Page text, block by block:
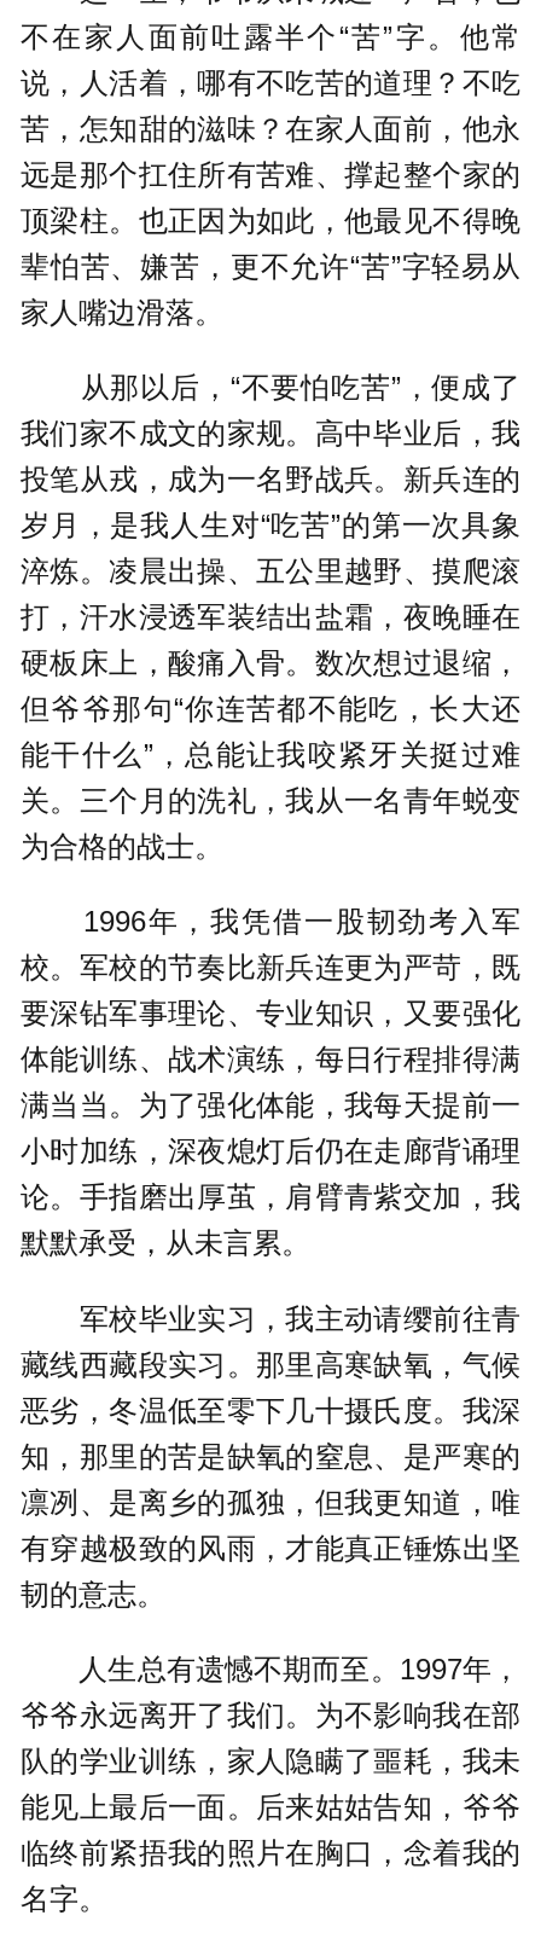
不在家人面前吐露半个“苦”字。他常
说，人活着，哪有不吃苦的道理？不吃
苦，怎知甜的滋味？在家人面前，他永
远是那个扛住所有苦难、撑起整个家的
顶梁柱。也正因为如此，他最见不得晚
辈怕苦、嫌苦，更不允许“苦”字轻易从
家人嘴边滑落。
从那以后，“不要怕吃苦”，便成了
我们家不成文的家规。高中毕业后，我
投笔从戎，成为一名野战兵。新兵连的
岁月，是我人生对“吃苦”的第一次具象
淬炼。凌晨出操、五公里越野、摸爬滚
打，汗水浸透军装结出盐霜，夜晚睡在
硬板床上，酸痛入骨。数次想过退缩，
但爷爷那句“你连苦都不能吃，长大还
能干什么”，总能让我咬紧牙关挺过难
关。三个月的洗礼，我从一名青年蜕变
为合格的战士。
1996年，我凭借一股韧劲考入军
校。军校的节奏比新兵连更为严苛，既
要深钻军事理论、专业知识，又要强化
体能训练、战术演练，每日行程排得满
满当当。为了强化体能，我每天提前一
小时加练，深夜熄灯后仍在走廊背诵理
论。手指磨出厚茧，肩臂青紫交加，我
默默承受，从未言累。
军校毕业实习，我主动请缨前往青
藏线西藏段实习。那里高寒缺氧，气候
恶劣，冬温低至零下几十摄氏度。我深
知，那里的苦是缺氧的窒息、是严寒的
凛冽、是离乡的孤独，但我更知道，唯
有穿越极致的风雨，才能真正锤炼出坚
韧的意志。
人生总有遗憾不期而至。1997年，
爷爷永远离开了我们。为不影响我在部
队的学业训练，家人隐瞒了噩耗，我未
能见上最后一面。后来姑姑告知，爷爷
临终前紧捂我的照片在胸口，念着我的
名字。